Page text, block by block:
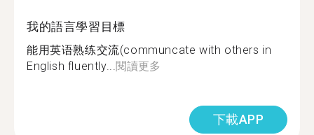
我的語言學習目標
能用英语熟练交流(communcate with others in
English fluently...閱讀更多
下載APP